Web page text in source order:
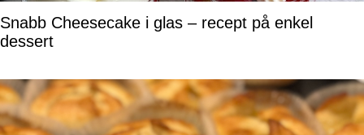
Snabb Cheesecake i glas – recept på enkel
dessert